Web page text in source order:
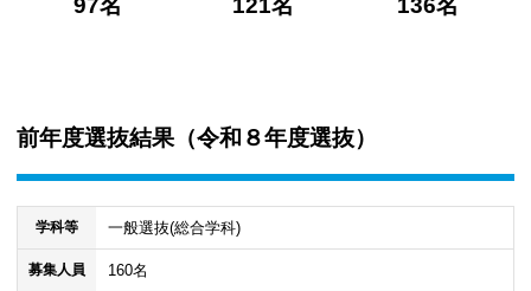
97名 121名 136名
前年度選抜結果（令和８年度選抜）
学科等 一般選抜(総合学科)
募集人員 160名